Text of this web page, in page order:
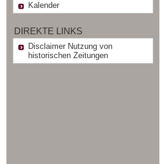
Kalender
DIREKTE LINKS
Disclaimer Nutzung von
historischen Zeitungen